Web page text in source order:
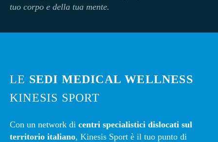
tuo corpo e della tua mente.
LE SEDI MEDICAL WELLNESS
KINESIS SPORT
Con un network di centri specialistici dislocati sul
territorio italiano, Kinesis Sport è il tuo punto di